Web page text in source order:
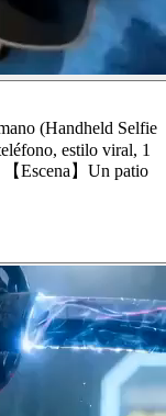
(Handheld Selfie
estilo viral, 1
【Escena】Un patio